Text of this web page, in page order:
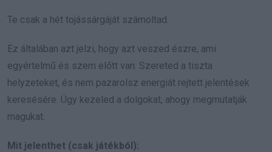
Te csak a hét tojássárgáját számoltad.
Ez általában azt jelzi, hogy azt veszed észre, ami
egyértelmű és szem előtt van. Szereted a tiszta
helyzeteket, és nem pazarolsz energiát rejtett jelentések
keresésére. Úgy kezeled a dolgokat, ahogy megmutatják
magukat.
Mit jelenthet (csak játékból):